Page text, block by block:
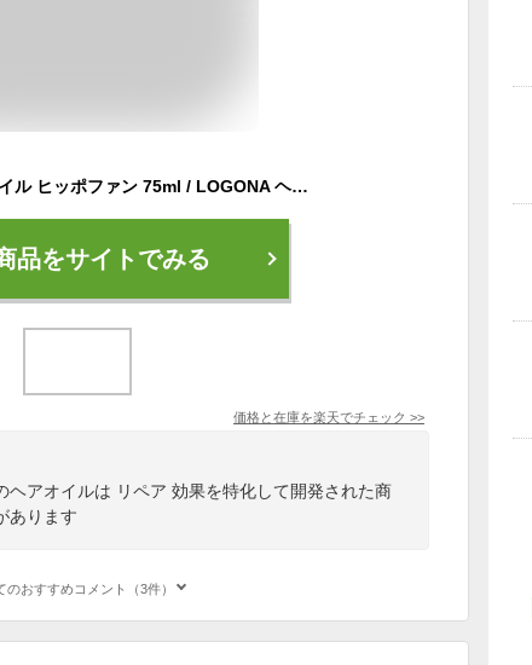
ロゴナ リペア ヘアオイル ヒッポファン 75ml / LOGONA ヘアケア ダメージケア 補修 髪の毛 枝毛 補修ケア
品をサイトでみる
価格と在庫を楽天でチェック >>
ヘアオイルは リペア 効果を特化して開発された商
あります
のおすすめコメント（3件）